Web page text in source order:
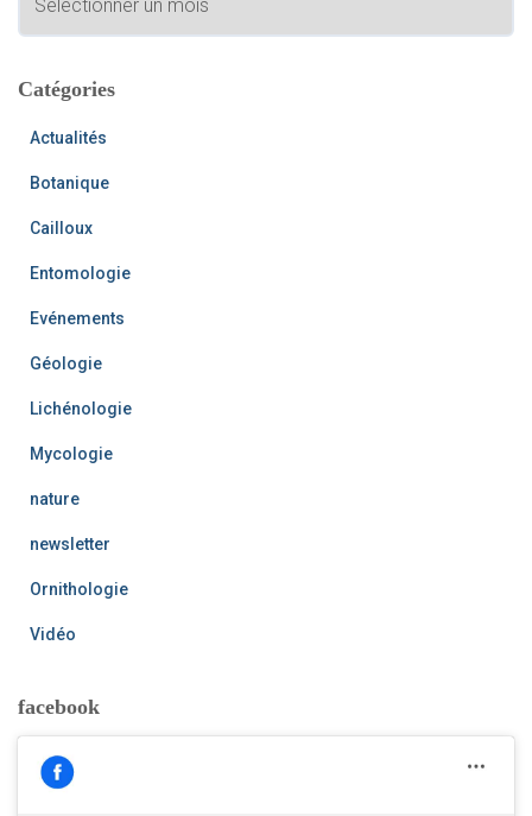
:
c
iCatégories
Actualités
Botanique
Cailloux
Entomologie
Evénements
Géologie
Lichénologie
Mycologie
nature
newsletter
Ornithologie
Vidéo
facebook